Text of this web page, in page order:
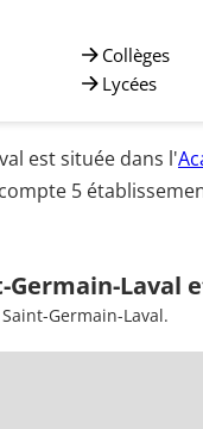
Collèges
Lycées
est située dans l'
5
Germain-Laval
Germain-Laval.